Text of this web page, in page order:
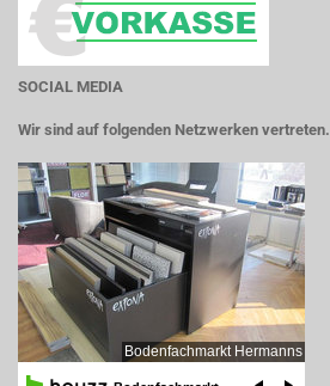
SOCIAL MEDIA
Wir sind auf folgenden Netzwerken vertreten.